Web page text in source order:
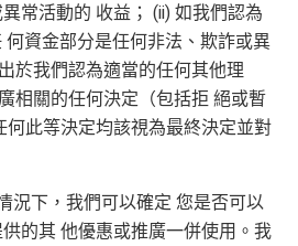
常活動的 收益； (ii) 如我們認為
資金部分是任何非法、欺詐或異
於我們認為適當的任何其他理
相關的任何決定（包括拒 絕或暫
何此等決定均該視為最終決定並對
況下，我們可以確定 您是否可以
的其 他優惠或推廣一併使用。我